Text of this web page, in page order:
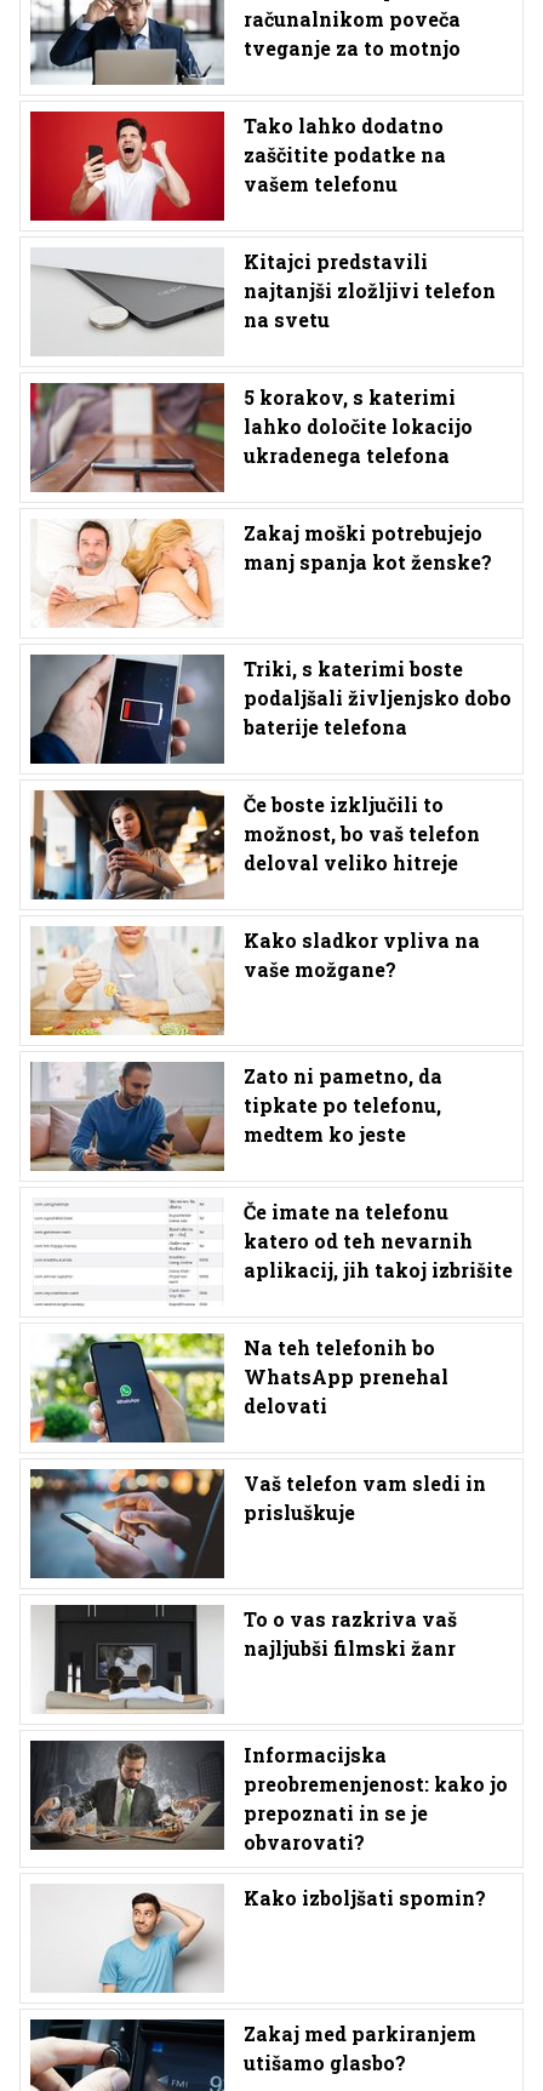
računalnikom poveča
tveganje za to motnjo
Tako lahko dodatno
zaščitite podatke na
vašem telefonu
Kitajci predstavili
najtanjši zložljivi telefon
na svetu
5 korakov, s katerimi
lahko določite lokacijo
ukradenega telefona
Zakaj moški potrebujejo
manj spanja kot ženske?
Triki, s katerimi boste
podaljšali življenjsko dobo
baterije telefona
Če boste izključili to
možnost, bo vaš telefon
deloval veliko hitreje
Kako sladkor vpliva na
vaše možgane?
Zato ni pametno, da
tipkate po telefonu,
medtem ko jeste
Če imate na telefonu
katero od teh nevarnih
aplikacij, jih takoj izbrišite
Na teh telefonih bo
WhatsApp prenehal
delovati
Vaš telefon vam sledi in
prisluškuje
To o vas razkriva vaš
najljubši filmski žanr
Informacijska
preobremenjenost: kako jo
prepoznati in se je
obvarovati?
Kako izboljšati spomin?
Zakaj med parkiranjem
utišamo glasbo?